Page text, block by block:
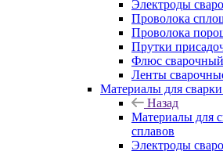
Электроды
Проволока
Проволока
Прутки
Флюс сварочный
Ленты
Материалы для
Назад
Материалы для
сплавов
Электроды